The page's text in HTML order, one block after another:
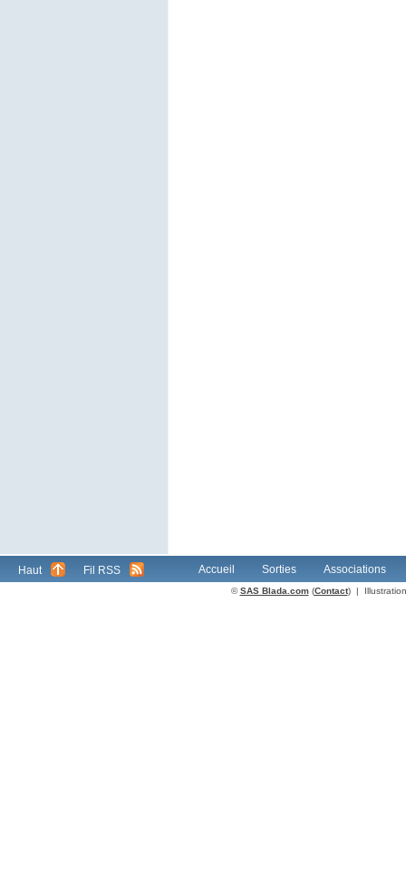
Haut Fil RSS Accueil Sorties Associations
©SAS Blada.com(Contact) |